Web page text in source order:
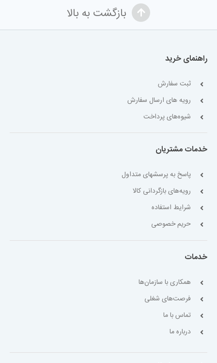
بازگشت به بالا
راهنمای خرید
ثبت سفارش
رویه های ارسال سفارش
شیوه‌های پرداخت
خدمات مشتریان
پاسخ به پرسشهای متداول
رویه‌های بازگردانی کالا
شرایط استفاده
حریم خصوصی
خدمات
همکاری با سازمان‌ها
فرصت‌های شغلی
تماس با ما
درباره ما